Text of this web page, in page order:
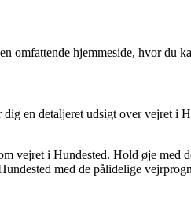
hjemmeside, hvor du
en detaljeret udsigt over vejret i
i Hundested. Hold øje med
med de pålidelige